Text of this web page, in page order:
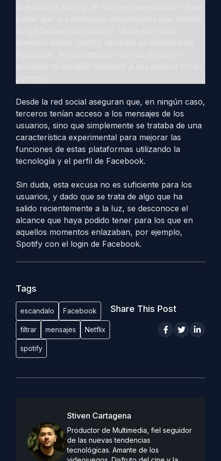
Desde la red social aseguran que, en ningún caso,
terceros tenían acceso a los mensajes de los
usuarios, sino que simplemente se trataba de una
característica experimental para mejorar las
funciones de estas plataformas utilizando la
tecnología y el perfil de Facebook.
Sin duda, esta excusa no es suficiente para los
usuarios, y dado que se trata de algo que ha
salido recientemente a la luz, se desconoce el
alcance que haya podido tener para los que en
aquellos momentos enlazaban, por ejemplo,
Spotify con el login de Facebook.
Tags
escandalo Facebook
filtrar mensajes Netflix
spotify
Share This Post
Stiven Cartagena
Productor de Multimedia, fiel seguidor
de las nuevas tendencias
tecnológicas. Amante de los